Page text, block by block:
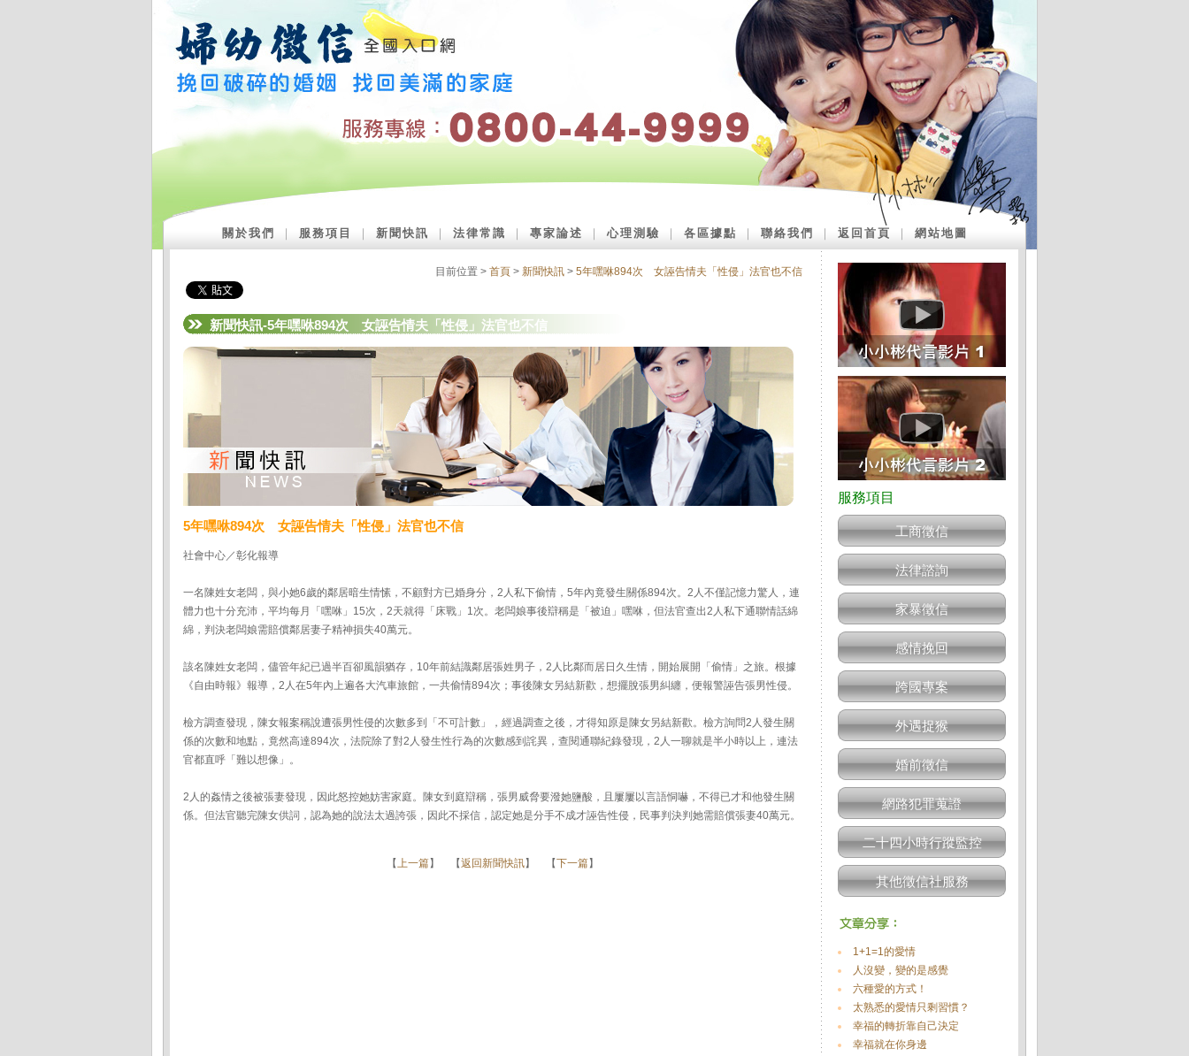
關於我們 服務項目 新聞快訊 法律常識 專家論述 ｜心理測驗 各區據點 聯絡我們 返回首頁 網站地圖
目前位置 > 首頁 > 新聞快訊 > 5年嘿咻894次 女誣告情夫「性侵」法官也不信
新聞快訊-5年嘿咻894次 女誣告情夫「性侵」法官也不信
5年嘿咻894次 女誣告情夫「性侵」法官也不信
社會中心／彰化報導
一名陳姓女老闆，與小她6歲的鄰居暗生情愫，不顧對方已婚身分，2人私下偷情，5年內竟發生關係894次。2人不僅記憶力驚人，連
體力也十分充沛，平均每月「嘿咻」15次，2天就得「床戰」1次。老闆娘事後辯稱是「被迫」嘿咻，但法官查出2人私下通聯情話綿
綿，判決老闆娘需賠償鄰居妻子精神損失40萬元。
該名陳姓女老闆，儘管年紀已過半百卻風韻猶存，10年前結識鄰居張姓男子，2人比鄰而居日久生情，開始展開「偷情」之旅。根據
《自由時報》報導，2人在5年內上遍各大汽車旅館，一共偷情894次；事後陳女另結新歡，想擺脫張男糾纏，便報警誣告張男性侵。
檢方調查發現，陳女報案稱說遭張男性侵的次數多到「不可計數」，經過調查之後，才得知原是陳女另結新歡。檢方詢問2人發生關
係的次數和地點，竟然高達894次，法院除了對2人發生性行為的次數感到詫異，查閱通聯紀錄發現，2人一聊就是半小時以上，連法
官都直呼「難以想像」。
2人的姦情之後被張妻發現，因此怒控她妨害家庭。陳女到庭辯稱，張男威脅要潑她鹽酸，且屢屢以言語恫嚇，不得已才和他發生關
係。但法官聽完陳女供詞，認為她的說法太過誇張，因此不採信，認定她是分手不成才誣告性侵，民事判決判她需賠償張妻40萬元。
【上一篇】 【返回新聞快訊】 【下一篇】
工商徵信
法律諮詢
家暴徵信
感情挽回
跨國專案
外遇捉猴
婚前徵信
網路犯罪蒐證
二十四小時行蹤監控
其他徵信社服務
1+1=1的愛情
人沒變，變的是感覺
六種愛的方式！
太熟悉的愛情只剩習慣？
幸福的轉折靠自己決定
幸福就在你身邊